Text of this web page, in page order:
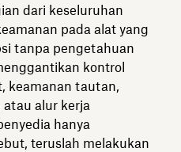
dari keseluruhan
pada alat yang
tanpa pengetahuan
kontrol
keamanan tautan,
alur kerja
hanya
teruslah melakukan